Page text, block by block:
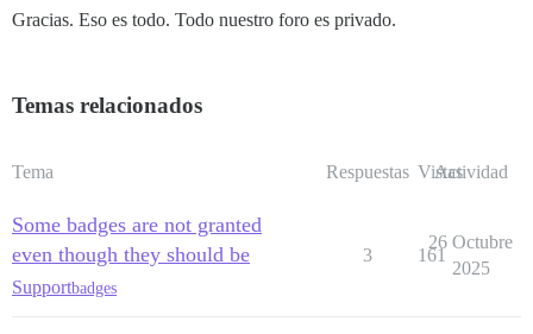
Gracias. Eso es todo. Todo nuestro foro es privado.
Temas relacionados
Tema Respuestas Vistas
Actividad
Some badges are not granted
even though they should be
Supportbadges
3 161
26 Octubre
2025